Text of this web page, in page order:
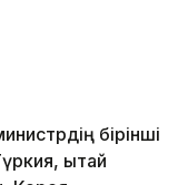
бірінші
Қытай